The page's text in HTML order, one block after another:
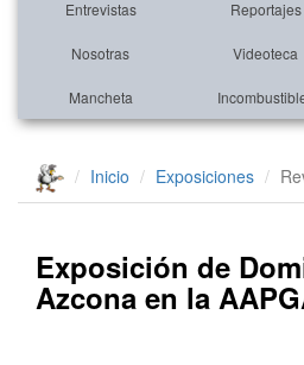
Entrevistas Reportajes
Nosotras Videoteca
Mancheta
Inicio Exposiciones
Exposición de
Azcona en la